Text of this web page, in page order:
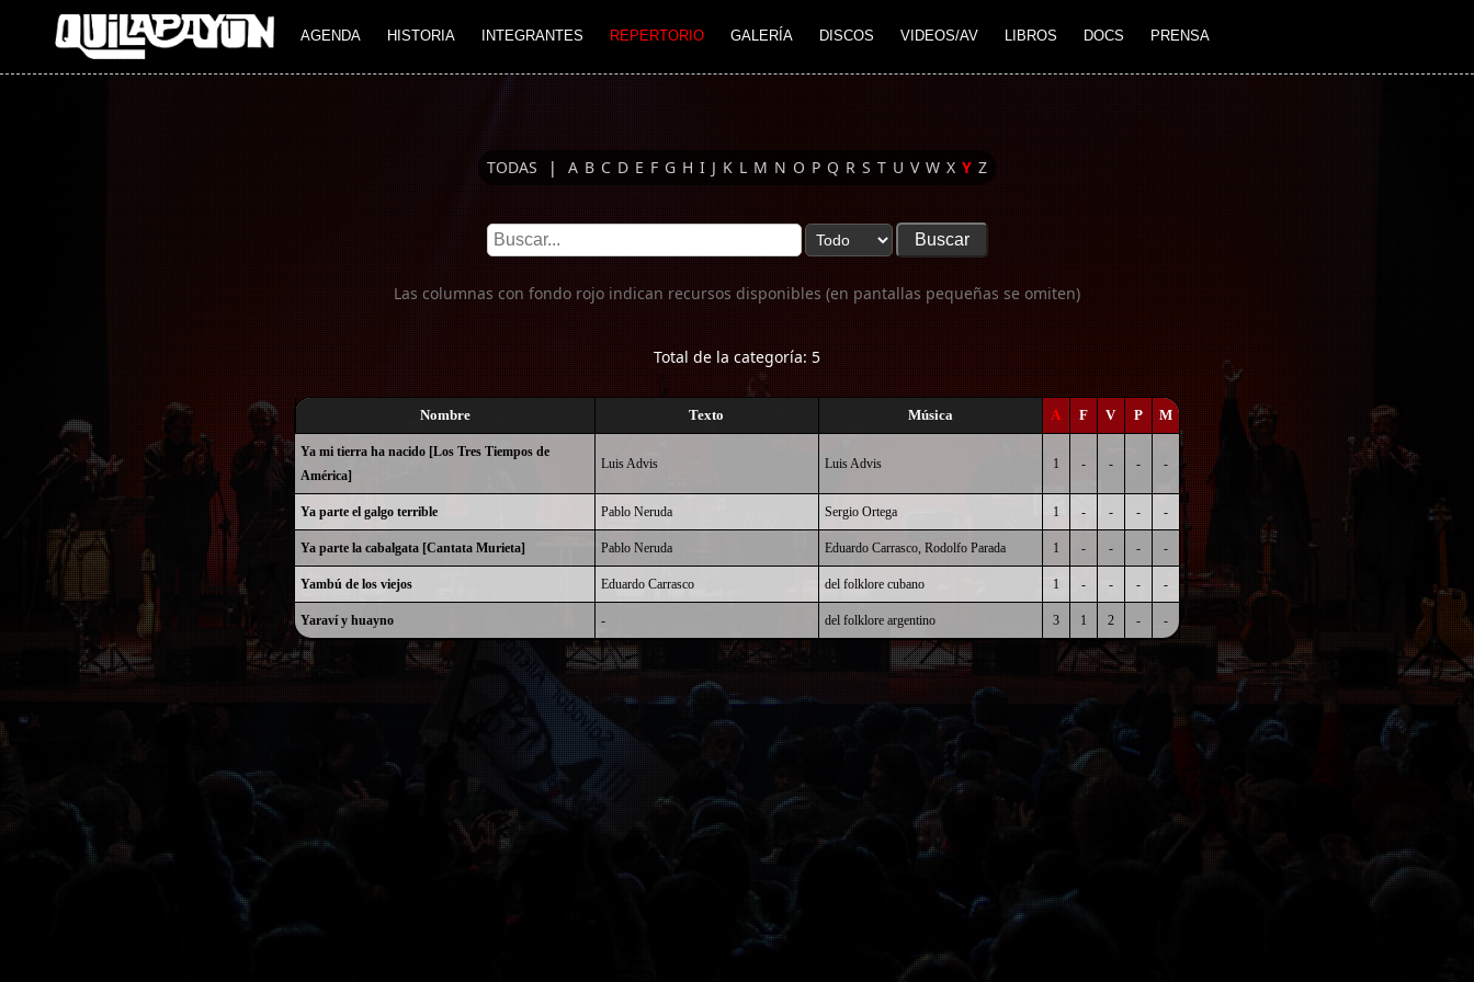
AGENDA HISTORIA INTEGRANTES REPERTORIO GALERÍA DISCOS VIDEOS/AV LIBROS DOCS PRENSA
Imagen 01
TODAS | A B C D E F G H I J K L M N O P Q R S T U V W X Y Z
Las columnas con fondo rojo indican recursos disponibles (en pantallas pequeñas se omiten)
Total de la categoría: 5
Nombre Texto Música A F V P M
Ya mi tierra ha nacido [Los Tres Tiempos de
América]
Luis Advis Luis Advis 1 - - - -
Ya parte el galgo terrible Pablo Neruda Sergio Ortega 1 - - - -
Ya parte la cabalgata [Cantata Murieta] Pablo Neruda Eduardo Carrasco, Rodolfo Parada 1 - - - -
Yambú de los viejos Eduardo Carrasco del folklore cubano 1 - - - -
Yaraví y huayno - del folklore argentino 3 1 2 - -